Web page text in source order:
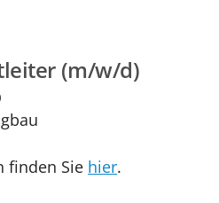
(m/w/d)
finden Sie hier.